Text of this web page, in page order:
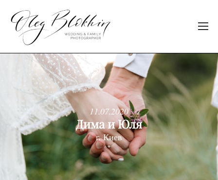
11.07.2020
Дима и Юля
г. Киев